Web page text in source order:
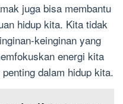
juga bisa membantu
hidup kita. Kita tidak
keinginan yang
energi kita
dalam hidup kita.